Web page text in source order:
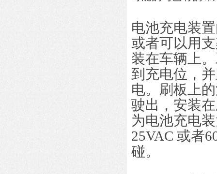
电池充电装
或者可以用
装在车辆上
到充电位，
电。刷板上
驶出，安装
为电池充电
25VAC 或者
碰。